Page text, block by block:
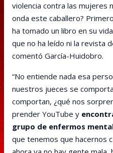
violencia contra las mujeres
onda este caballero?
ha tomado un libro en su
que no ha leído ni la revista
comentó García-Huidobro.
“No entiende nada esa
nuestros jueces se
comportan, ¿qué nos
prender YouTube y
grupo de enfermos
que tenemos que hacernos